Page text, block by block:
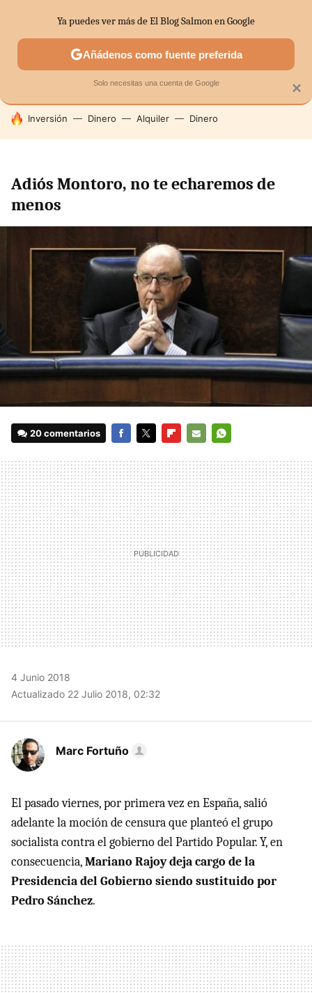
SECTORES ECONOMÍA DOMÉSTICA MERCADOS
HOY SE HABLA DE
Inversión Dinero Alquiler Dinero
Adiós Montoro, no te echaremos de
menos
20 comentarios
MAIL
4 Junio 2018
Actualizado 22 Julio 2018, 02:32
Marc Fortuño
El pasado viernes, por primera vez en España, salió
adelante la moción de censura que planteó el grupo
socialista contra el gobierno del Partido Popular. Y, en
consecuencia,Mariano Rajoy deja cargo de la
Presidencia del Gobierno siendo sustituido por
Pedro Sánchez.
×
Ya puedes ver más de El Blog Salmon en Google
Añádenos como fuente preferida
Solo necesitas una cuenta de Google